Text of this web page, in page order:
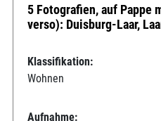
5 Fotografien, auf Pappe
verso): Duisburg-Laar,
Klassifikation:
Wohnen
Aufnahme: